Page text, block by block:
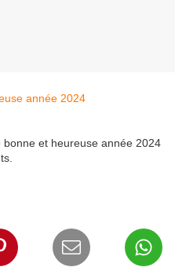
et heureuse année 2024